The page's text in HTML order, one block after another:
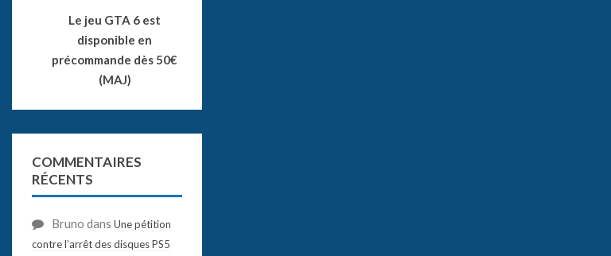
Le jeu GTA 6 est
disponible en
précommande dès 50€
(MAJ)
COMMENTAIRES
RÉCENTS
Bruno dans Une pétition
contre l’arrêt des disques PS5